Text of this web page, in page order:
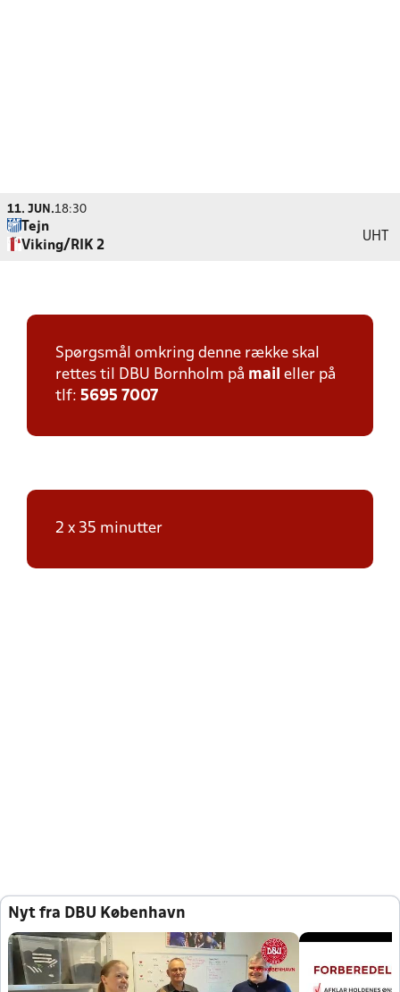
11. JUN.18:30
Tejn
Viking/RIK 2
UHT
Spørgsmål omkring denne række skal
rettes til DBU Bornholm på mail eller på
tlf: 5695 7007
2 x 35 minutter
Nyt fra DBU København